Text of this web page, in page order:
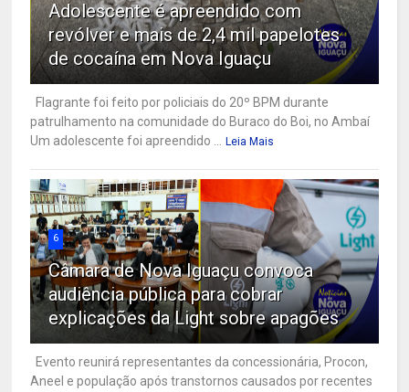
Adolescente é apreendido com
revólver e mais de 2,4 mil papelotes
de cocaína em Nova Iguaçu
Flagrante foi feito por policiais do 20º BPM durante
patrulhamento na comunidade do Buraco do Boi, no Ambaí
Um adolescente foi apreendido ... Leia Mais
6
Câmara de Nova Iguaçu convoca
audiência pública para cobrar
explicações da Light sobre apagões
Evento reunirá representantes da concessionária, Procon,
Aneel e população após transtornos causados por recentes